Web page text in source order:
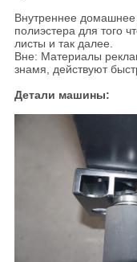
Внутреннее домашнее
полиэстера для того
листы и так далее.
Вне: Материалы
знамя, действуют
Детали машины: